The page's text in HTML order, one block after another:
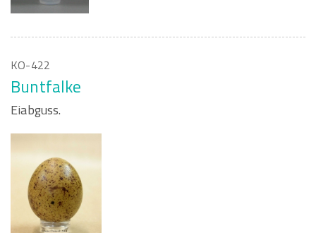
KO-422
Buntfalke
Eiabguss.